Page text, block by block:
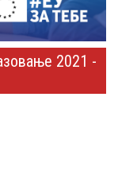
2021 -